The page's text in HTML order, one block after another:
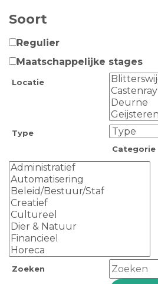
Ervaringsplek
Contact
Soort
Regulier
Maatschappelijke stages
Locatie
Type
Categorie
Zoeken